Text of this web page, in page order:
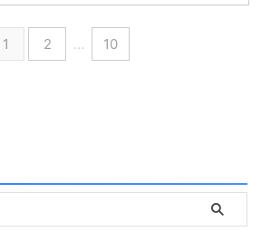
1 2 … 10